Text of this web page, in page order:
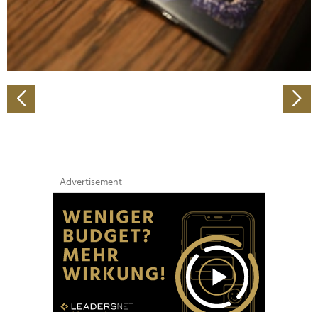
analysieren. Außerdem geben wir Informationen zu Ihrer
Verwendung unserer Website an unsere Partner für
soziale Medien, Werbung und Analysen weiter. Unsere
Partner führen diese Informationen möglicherweise mit
haben oder die sie im Rahmen Ihrer Nutzung der Dienste
gesammelt haben.
Advertisement